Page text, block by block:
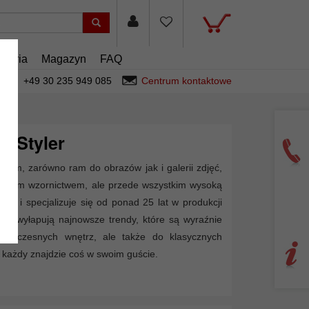
Magazyn FAQ
+49 30 235 949 085 Centrum kontaktowe
Styler
zarówno ram do obrazów jak i galerii zdjęć,
wzornictwem, ale przede wszystkim wysoką
i specjalizuje się od ponad 25 lat w produkcji
wyłapują najnowsze trendy, które są wyraźnie
wnętrz, ale także do klasycznych
znajdzie coś w swoim guście.